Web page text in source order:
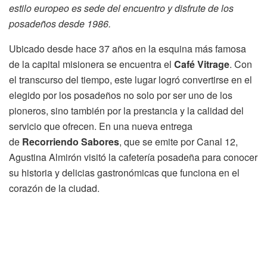
estilo europeo es sede del encuentro y disfrute de los
posadeños desde 1986.
Ubicado desde hace 37 años en la esquina más famosa
de la capital misionera se encuentra el Café Vitrage. Con
el transcurso del tiempo, este lugar logró convertirse en el
elegido por los posadeños no solo por ser uno de los
pioneros, sino también por la prestancia y la calidad del
servicio que ofrecen. En una nueva entrega
de Recorriendo Sabores, que se emite por Canal 12,
Agustina Almirón visitó la cafetería posadeña para conocer
su historia y delicias gastronómicas que funciona en el
corazón de la ciudad.